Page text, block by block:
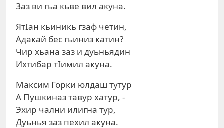
Заз ви гьа кьве вил акуна.
ЯтIан кьиникь гзаф четин,
Адакай бес гьиниз катин?
Чир хьана заз и дуьньядин
Ихтибар тIимил акуна.
Максим Горки юлдаш тутур
А Пушкиназ тавур хатур, -
Эхир чални илигна тур,
Дуьнья заз пехил акуна.